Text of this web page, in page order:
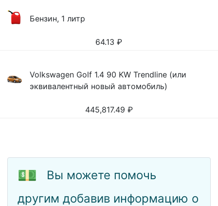
Бензин, 1 литр
64.13 ₽
Volkswagen Golf 1.4 90 KW Trendline (или
эквивалентный новый автомобиль)
445,817.49 ₽
💵
Вы можете помочь
другим добавив информацию о